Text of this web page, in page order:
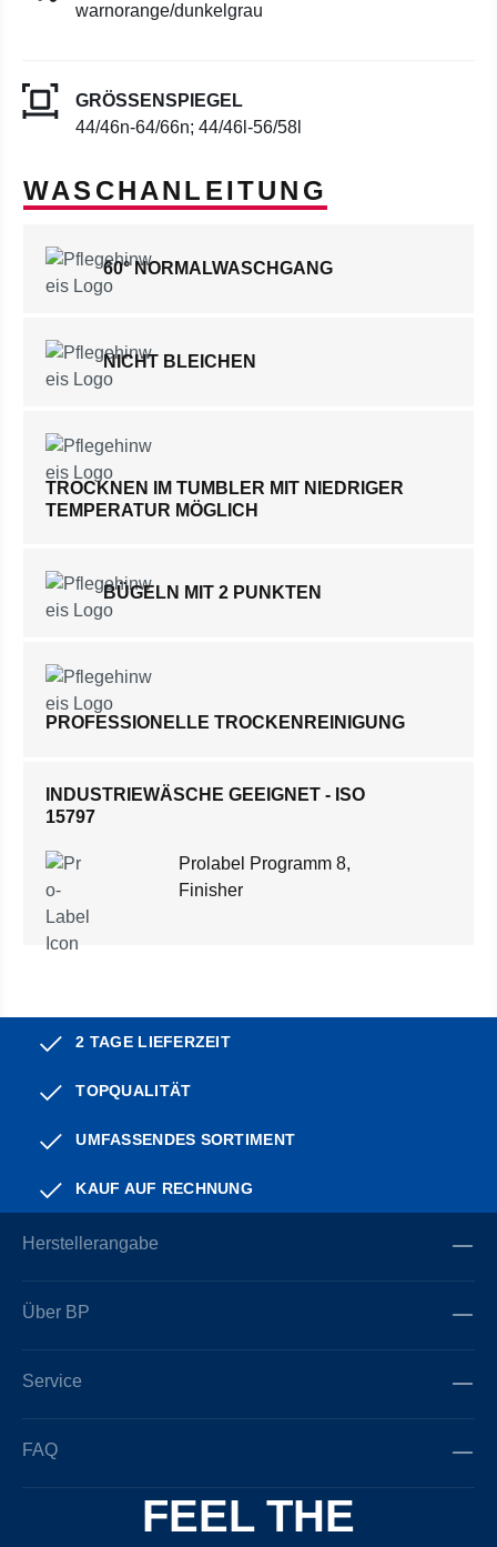
warnorange/dunkelgrau
GRÖSSENSPIEGEL
44/46n-64/66n; 44/46l-56/58l
WASCHANLEITUNG
60° NORMALWASCHGANG
NICHT BLEICHEN
TROCKNEN IM TUMBLER MIT NIEDRIGER
TEMPERATUR MÖGLICH
BÜGELN MIT 2 PUNKTEN
PROFESSIONELLE TROCKENREINIGUNG
INDUSTRIEWÄSCHE GEEIGNET - ISO
15797
Prolabel Programm 8,
Finisher
2 TAGE LIEFERZEIT
TOPQUALITÄT
UMFASSENDES SORTIMENT
KAUF AUF RECHNUNG
Herstellerangabe
Über BP
Service
FAQ
FEEL THE